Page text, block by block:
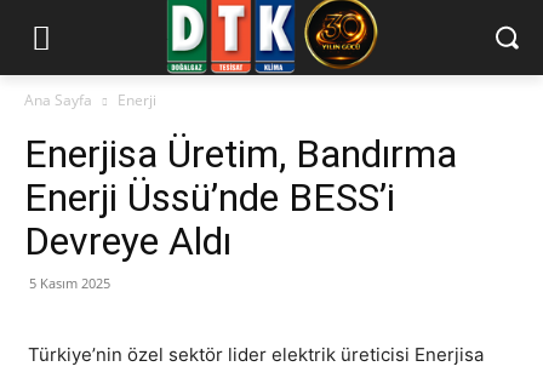
Ana Sayfa Enerji
Enerjisa Üretim, Bandırma
Enerji Üssü’nde BESS’i
Devreye Aldı
5 Kasım 2025
Türkiye’nin özel sektör lider elektrik üreticisi Enerjisa